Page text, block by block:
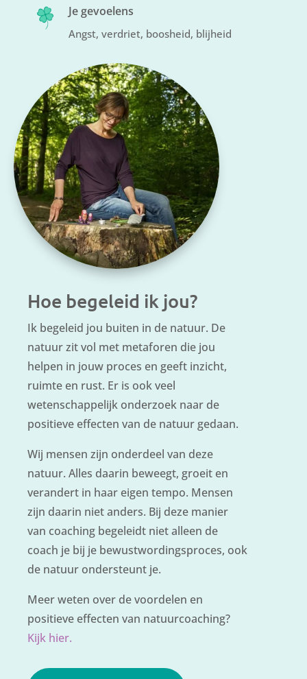
Je gevoelens
Angst, verdriet, boosheid, blijheid
Hoe begeleid ik jou?
Ik begeleid jou buiten in de natuur. De
natuur zit vol met metaforen die jou
helpen in jouw proces en geeft inzicht,
ruimte en rust. Er is ook veel
wetenschappelijk onderzoek naar de
positieve effecten van de natuur gedaan.
Wij mensen zijn onderdeel van deze
natuur. Alles daarin beweegt, groeit en
verandert in haar eigen tempo. Mensen
zijn daarin niet anders. Bij deze manier
van coaching begeleidt niet alleen de
coach je bij je bewustwordingsproces, ook
de natuur ondersteunt je.
Meer weten over de voordelen en
positieve effecten van natuurcoaching?
Kijk hier.